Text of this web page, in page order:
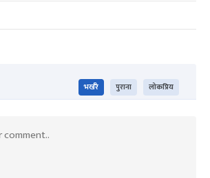
भर्खरै पुराना लोकप्रिय